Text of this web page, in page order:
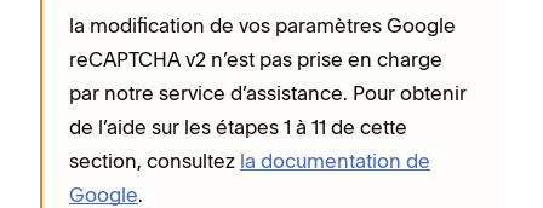
la modification de vos paramètres Google
reCAPTCHA v2 n’est pas prise en charge
par notre service d’assistance. Pour obtenir
de l’aide sur les étapes 1 à 11 de cette
section, consultez la documentation de
Google.